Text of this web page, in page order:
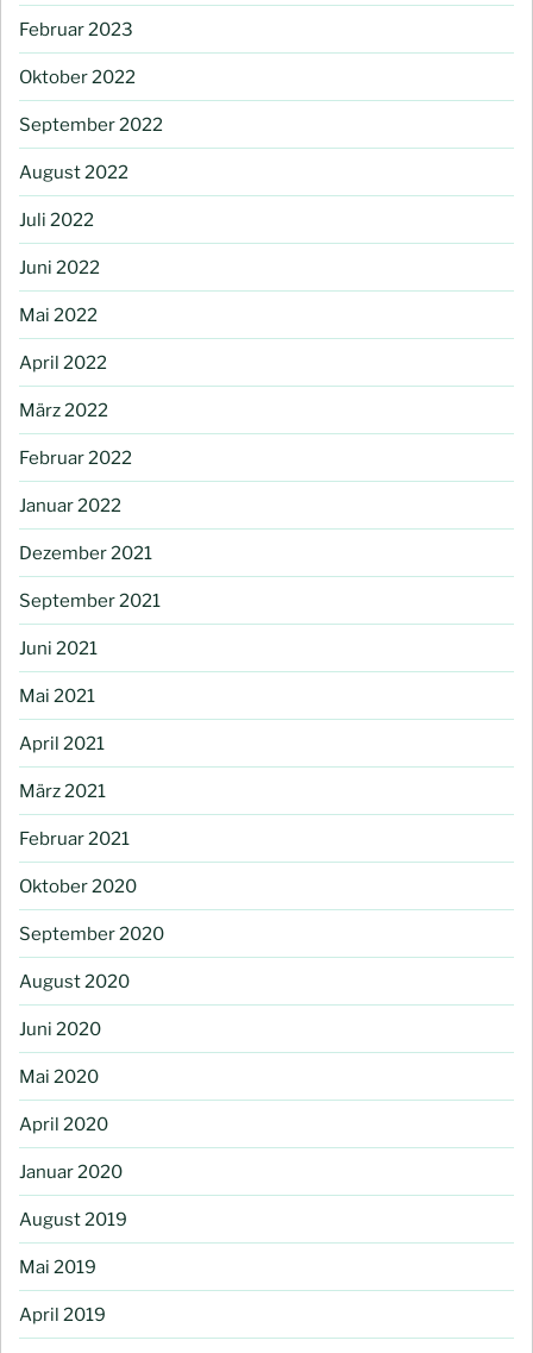
Februar 2023
Oktober 2022
September 2022
August 2022
Juli 2022
Juni 2022
Mai 2022
April 2022
März 2022
Februar 2022
Januar 2022
Dezember 2021
September 2021
Juni 2021
Mai 2021
April 2021
März 2021
Februar 2021
Oktober 2020
September 2020
August 2020
Juni 2020
Mai 2020
April 2020
Januar 2020
August 2019
Mai 2019
April 2019